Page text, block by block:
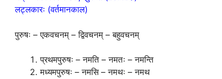
लट्लकारः (वर्तमानकाल)
पुरुषः – एकवचनम् – द्विवचनम् – बहुवचनम्
प्रथमपुरुषः – नमति – नमतः – नमन्ति
मध्यमपुरुषः – नमसि – नमथः – नमथ